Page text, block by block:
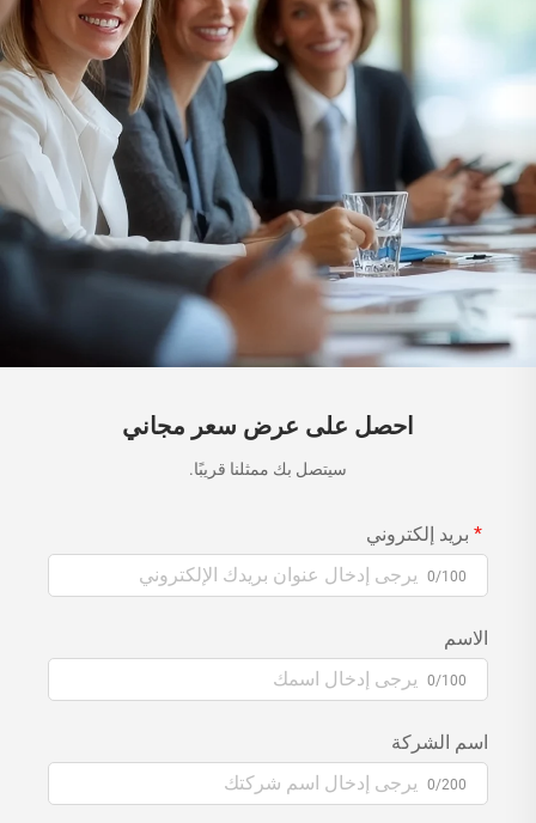
احصل على عرض سعر مجاني
سيتصل بك ممثلنا قريبًا.
بريد إلكتروني
0/100
الاسم
0/100
اسم الشركة
0/200